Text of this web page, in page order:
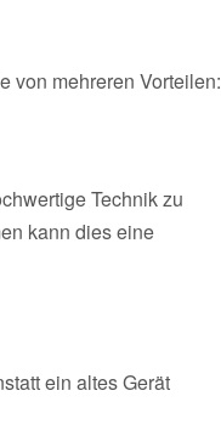
von mehreren Vorteilen:
Technik zu
kann dies eine
ein altes Gerät